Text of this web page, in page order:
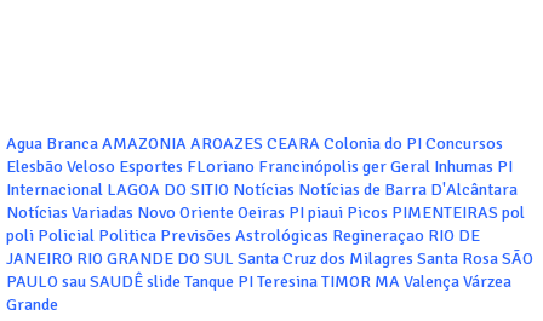
Agua BrancaAMAZONIAAROAZES CEARAColonia do PIConcursos
Elesbão Veloso Esportes FLoriano Francinópolis gerGeral Inhumas PI
Internacional LAGOA DO SITIO Notícias Notícias de Barra D'Alcântara
Notícias Variadas Novo Oriente Oeiras PIpiaui Picos PIMENTEIRAS pol
poli Policial Politica Previsões Astrológicas Regineraçao RIO DE
JANEIRO RIO GRANDE DO SUL Santa Cruz dos Milagres Santa RosaSÃO
PAULOsauSAUDÊslide Tanque PITeresinaTIMOR MAValençaVárzea
Grande